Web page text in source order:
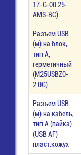
17-G-00.25-
AMS-BC)
Разъем USB
(м) на блок,
тип А,
герметичный
(M25USBZ0-
2.0G)
Разъем USB
(м) на кабель,
тип А (пайка)
(USB AF)
пласт.кожух